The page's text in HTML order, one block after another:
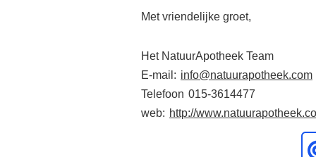
Met vriendelijke groet,
Het NatuurApotheek Team
E-mail: info@natuurapotheek.com
Telefoon 015-3614477
web: http://